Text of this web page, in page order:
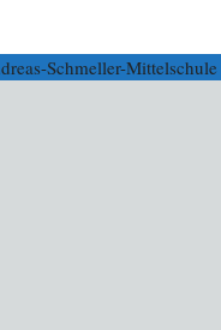
Schmeller-Mittelschule